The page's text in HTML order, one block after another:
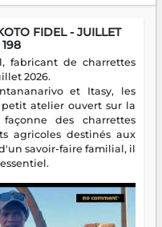
FIDEL - JUILLET
fabricant de charrettes
2026.
et Itasy, les
atelier ouvert sur la
des charrettes
agricoles destinés aux
savoir-faire familial, il